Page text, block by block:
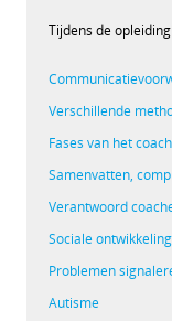
Tijdens de
Verschillende
Fases van het
Samenvatten,
Verantwoord
Sociale ontwikkeling
Problemen
Autisme